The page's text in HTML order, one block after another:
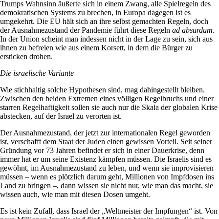
Trumps Wahnsinn äußerte sich in einem Zwang, alle Spielregeln des
demokratischen Systems zu brechen, in Europa dagegen ist es
umgekehrt. Die EU hält sich an ihre selbst gemachten Regeln, doch
der Ausnahmezustand der Pandemie führt diese Regeln ad absurdum.
In der Union scheint man indessen nicht in der Lage zu sein, sich aus
ihnen zu befreien wie aus einem Korsett, in dem die Bürger zu
ersticken drohen.
Die israelische Variante
Wie stichhaltig solche Hypothesen sind, mag dahingestellt bleiben.
Zwischen den beiden Extremen eines völligen Regelbruchs und einer
starren Regelhaftigkeit sollen sie auch nur die Skala der globalen Krise
abstecken, auf der Israel zu verorten ist.
Der Ausnahmezustand, der jetzt zur internationalen Regel geworden
ist, verschafft dem Staat der Juden einen gewissen Vorteil. Seit seiner
Gründung vor 73 Jahren befindet er sich in einer Dauerkrise, denn
immer hat er um seine Existenz kämpfen müssen. Die Israelis sind es
gewöhnt, im Ausnahmezustand zu leben, und wenn sie improvisieren
müssen – wenn es plötzlich darum geht, Millionen von Impfdosen ins
Land zu bringen –, dann wissen sie nicht nur, wie man das macht, sie
wissen auch, wie man mit diesen Dosen umgeht.
Es ist kein Zufall, dass Israel der „Weltmeister der Impfungen“ ist. Von